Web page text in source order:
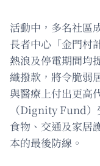
活動中，多名社區
長者中心「金門村
熱浪及停電期間均
織撥款，將令脆弱
與醫療上付出更高
（Dignity Fund
食物、交通及家居
本的最後防線。